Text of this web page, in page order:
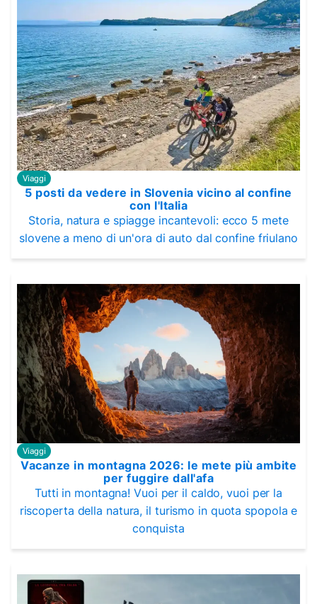
Viaggi
5 posti da vedere in Slovenia vicino al confine
con l'Italia
Storia, natura e spiagge incantevoli: ecco 5 mete
slovene a meno di un'ora di auto dal confine friulano
Viaggi
Vacanze in montagna 2026: le mete più ambite
per fuggire dall'afa
Tutti in montagna! Vuoi per il caldo, vuoi per la
riscoperta della natura, il turismo in quota spopola e
conquista